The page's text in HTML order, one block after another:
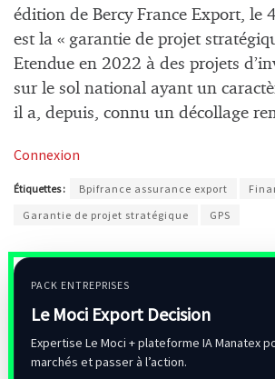
édition de Bercy France Export, le
est la « garantie de projet
Etendue en 2022 à des projets
sur le sol national ayant un
il a, depuis, connu un décollage
Connexion
Étiquettes : Bpifrance assurance export
Garantie de projet stratégique
GPS
PACK ENTREPRISES
Le Moci Export Decision
Expertise Le Moci + plateforme IA Manatex
marchés et passer à l’action.